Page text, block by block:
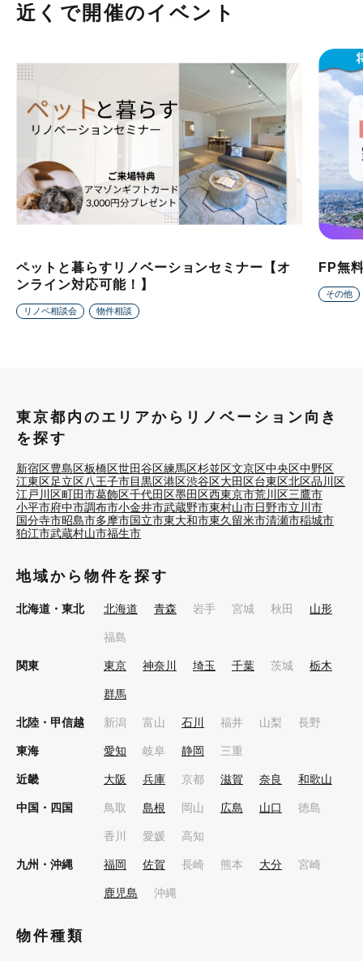
近くで開催のイベント
ペットと暮らすリノベーションセミナー【オ
ンライン対応可能！】
リノベ相談会 物件相談
FP無
その他
東京都内のエリアからリノベーション向き
を探す
新宿区豊島区板橋区世田谷区練馬区杉並区文京区中央区中野区
江東区足立区八王子市目黒区港区渋谷区大田区台東区北区品川区
江戸川区町田市葛飾区千代田区墨田区西東京市荒川区三鷹市
小平市府中市調布市小金井市武蔵野市東村山市日野市立川市
国分寺市昭島市多摩市国立市東大和市東久留米市清瀬市稲城市
狛江市武蔵村山市福生市
地域から物件を探す
北海道・東北 北海道 青森 岩手 宮城 秋田 山形
福島
関東 東京 神奈川 埼玉 千葉 茨城 栃木
群馬
北陸・甲信越 新潟 富山 石川 福井 山梨 長野
東海 愛知 岐阜 静岡 三重
近畿 大阪 兵庫 京都 滋賀 奈良 和歌山
中国・四国 鳥取 島根 岡山 広島 山口 徳島
香川 愛媛 高知
九州・沖縄 福岡 佐賀 長崎 熊本 大分 宮崎
鹿児島 沖縄
物件種類